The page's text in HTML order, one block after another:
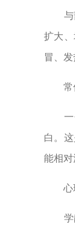
与部
扩大
冒、
常伴
一个
白。
能相对
心理
学龄